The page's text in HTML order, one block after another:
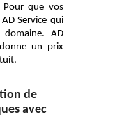
Pour que vos
Service qui
AD
un prix
de
avec